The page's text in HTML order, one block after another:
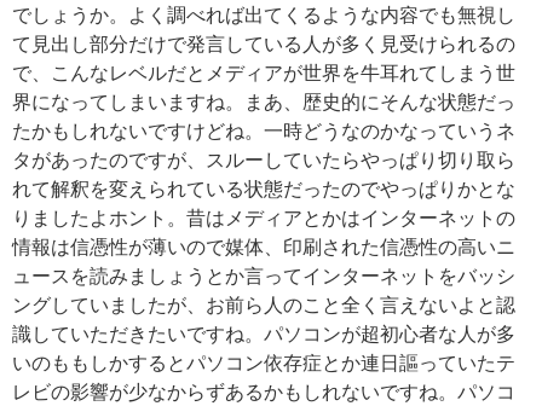
でしょうか。よく調べれば出てくるような内容でも無視し
て見出し部分だけで発言している人が多く見受けられるの
で、こんなレベルだとメディアが世界を牛耳れてしまう世
界になってしまいますね。まあ、歴史的にそんな状態だっ
たかもしれないですけどね。一時どうなのかなっていうネ
タがあったのですが、スルーしていたらやっぱり切り取ら
れて解釈を変えられている状態だったのでやっぱりかとな
りましたよホント。昔はメディアとかはインターネットの
情報は信憑性が薄いので媒体、印刷された信憑性の高いニ
ュースを読みましょうとか言ってインターネットをバッシ
ングしていましたが、お前ら人のこと全く言えないよと認
識していただきたいですね。パソコンが超初心者な人が多
いのももしかするとパソコン依存症とか連日謳っていたテ
レビの影響が少なからずあるかもしれないですね。パソコ